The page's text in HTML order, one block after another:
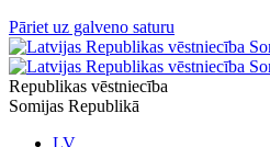
Pāriet uz galveno saturu
Republikas vēstniecība
Somijas Republikā
LV